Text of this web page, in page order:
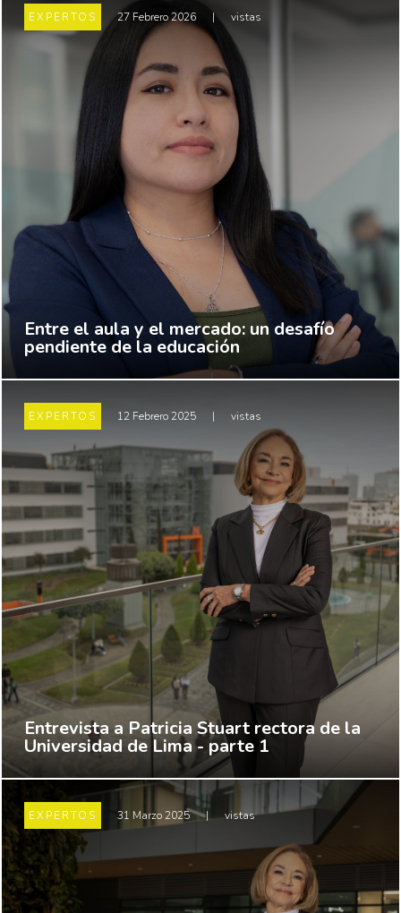
EXPERTOS 27 Febrero 2026 | vistas
Entre el aula y el mercado: un desafío
pendiente de la educación
EXPERTOS 12 Febrero 2025 | vistas
Entrevista a Patricia Stuart rectora de la
Universidad de Lima - parte 1
EXPERTOS 31 Marzo 2025 | vistas